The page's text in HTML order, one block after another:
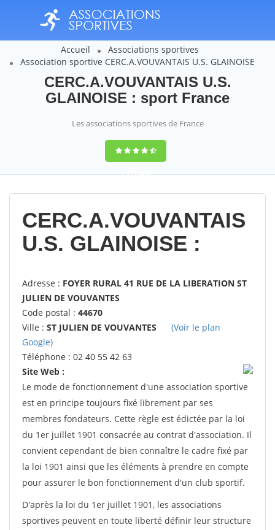
Accueil
Associations sportives
Association sportive CERC.A.VOUVANTAIS U.S. GLAINOISE
CERC.A.VOUVANTAIS U.S.
GLAINOISE : sport France
Les associations sportives de France
9,4(100%)
14358votes
CERC.A.VOUVANTAIS
U.S. GLAINOISE :
Adresse : FOYER RURAL 41 RUE DE LA LIBERATION ST
JULIEN DE VOUVANTES
Code postal : 44670
Ville : ST JULIEN DE VOUVANTES
(Voir le plan
Google)
Téléphone : 02 40 55 42 63
Site Web :
Le mode de fonctionnement d'une association sportive
est en principe toujours fixé librement par ses
membres fondateurs. Cette règle est édictée par la loi
du 1er juillet 1901 consacrée au contrat d'association. Il
convient cependant de bien connaître le cadre fixé par
la loi 1901 ainsi que les éléments à prendre en compte
pour assurer le bon fonctionnement d'un club sportif.
D'après la loi du 1er juillet 1901, les associations
sportives peuvent en toute liberté définir leur structure